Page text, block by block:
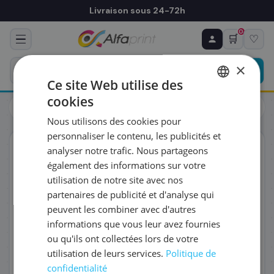
Livraison sous 24-72h
🛒
0
♡
Toners
Lexmark
ORIGINAL
♻ COMMANDE RÉCURRENTE
Prévoyez & économisez
Programmez votre prochain achat — notre équipe
vous prépare un devis personnalisé
RÉFÉRENCE DU PRODUIT
FRÉQUENCE
QUANTITÉ PAR LIVRAISON
DATE DE PREMIÈRE LIVRAISON SOUHAITÉE
×
Ce site Web utilise des
cookies
Nous utilisons des cookies pour
personnaliser le contenu, les publicités et
analyser notre trafic. Nous partageons
également des informations sur votre
utilisation de notre site avec nos
partenaires de publicité et d'analyse qui
peuvent les combiner avec d'autres
informations que vous leur avez fournies
ou qu'ils ont collectées lors de votre
utilisation de leurs services. Politique de
confidentialité